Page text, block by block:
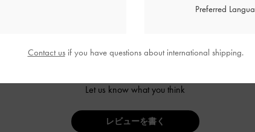
ご感想をお聞かせください
Let us know what you think
レビューを書く
Preferred
Contact usif you have questions about international shipping.